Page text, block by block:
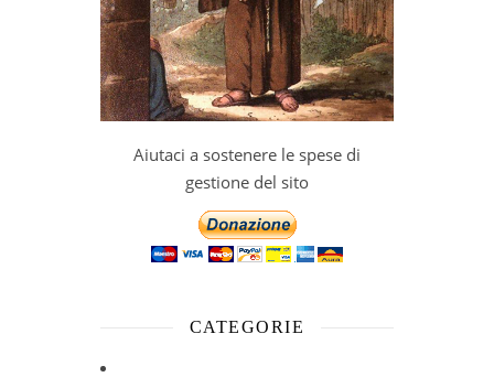
Aiutaci a sostenere le spese di
gestione del sito
CATEGORIE